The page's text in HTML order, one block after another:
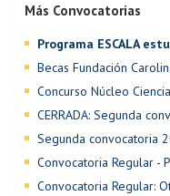
Más Convocatorias
Programa ESCALA
Becas Fundación
Concurso Núcleo
CERRADA: Segunda
Segunda convocatoria
Convocatoria Regular -
Convocatoria Regular: